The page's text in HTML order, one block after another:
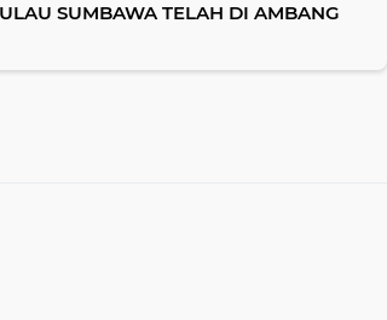
SUMBAWA TELAH DI AMBANG